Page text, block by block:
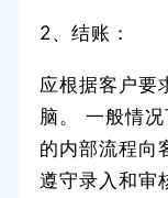
2、结账：
应根据客户要
脑。 一般情
的内部流程向
遵守录入和审